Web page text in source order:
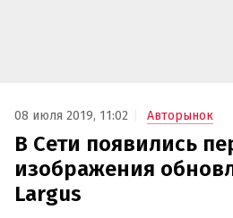
08 июля 2019, 11:02 Авторынок
В Сети появились
изображения
Largus